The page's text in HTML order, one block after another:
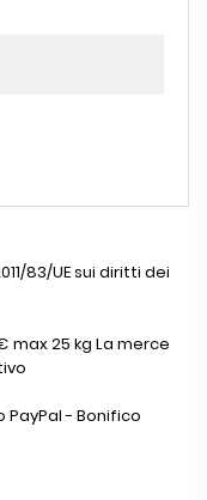
83/UE sui diritti dei
max 25 kg La merce
- Bonifico